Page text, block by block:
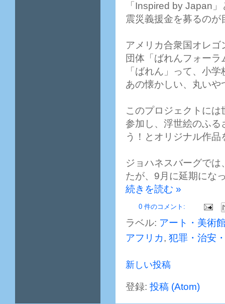
「Inspired by Japan
震災義援金を募るのが
アメリカ合衆国オレ
団体「ばれんフォー
「ばれん」って、小
あの懐かしい、丸いや
このプロジェクトに
参加し、浮世絵のふる
う！とオリジナル作品
ジョハネスバーグで
たが、9月に延期にな
続きを読む »
0 件のコメント:
ラベル: アート・美術
アフリカ, 犯罪・治安
新しい投稿
登録: 投稿 (Atom)